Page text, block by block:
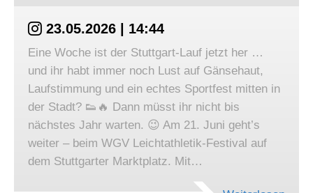
23.05.2026 | 14:44
Eine Woche ist der Stuttgart-Lauf jetzt her …
und ihr habt immer noch Lust auf Gänsehaut,
Laufstimmung und ein echtes Sportfest mitten in
der Stadt? 👟🔥 Dann müsst ihr nicht bis
nächstes Jahr warten. 😉 Am 21. Juni geht’s
weiter – beim WGV Leichtathletik-Festival auf
dem Stuttgarter Marktplatz. Mit…